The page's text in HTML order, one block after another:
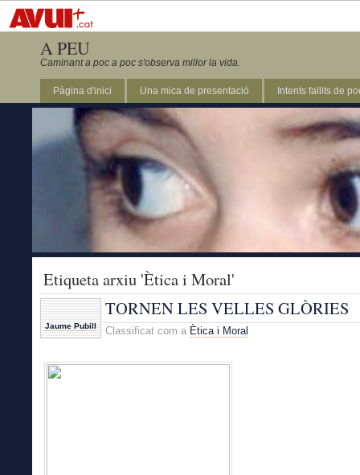
A PEU
Caminant a poc a poc s'observa millor la vida.
Pàgina d'inici Una mica de presentació Intents fallits de
Etiqueta arxiu 'Ètica i Moral'
Jaume Pubill
TORNEN LES VELLES GLÒRIES
Classificat com a Ètica i Moral